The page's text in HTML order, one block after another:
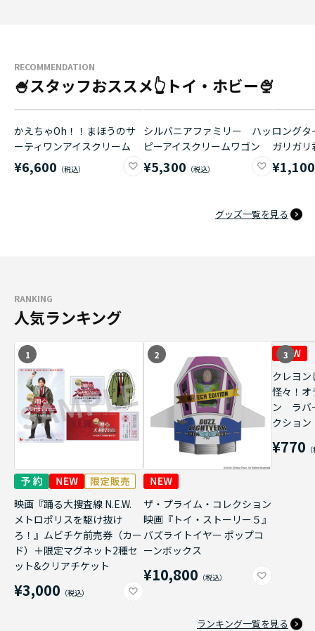
RECOMMENDATION
🍧スタッフおススメ👆トイ・ホビー🍨
かえちゃOh！！まほうのサ
ーティワンアイスクリーム
¥6,600
シルバニアファミリー ハッ
ピーアイスクリームワゴン
¥5,300
ロング
ガリガ
¥1,100
グッズ一覧を見る
RANKING
人気ランキング
1
映画『踊る大捜査線 N.E.W.
メトロポリスを駆け抜け
ろ！』ムビチケ前売券（カー
ド）＋限定マグネット2種セ
ット&クリアチケット
¥3,000
2
ザ・プライム・コレクション
映画『トイ・ストーリー５』
バズライトイヤー ポップコ
ーンボックス
¥10,800
3
クレヨン
怪々！オ
ン ラバ
クショ
¥770
ランキング一覧を見る